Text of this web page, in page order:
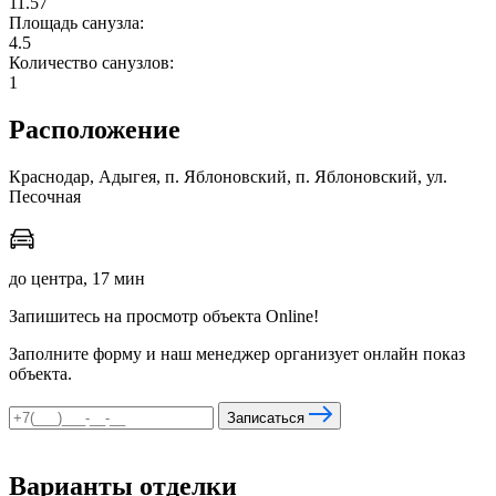
мы в соцсетях
Площадь санузла:
4.5
Количество санузлов:
1
Расположение
Краснодар, Адыгея, п. Яблоновский, п. Яблоновский, ул.
Песочная
до центра, 17 мин
Запишитесь на просмотр объекта Online!
Заполните форму и наш менеджер организует онлайн показ
объекта.
Записаться
Варианты отделки